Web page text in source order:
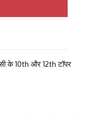
के 10th और 12th टॉपर